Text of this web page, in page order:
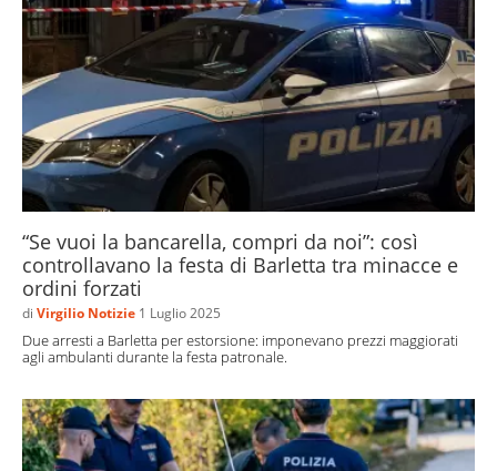
“Se vuoi la bancarella, compri da noi”: così
controllavano la festa di Barletta tra minacce e
ordini forzati
di Virgilio Notizie 1 Luglio 2025
Due arresti a Barletta per estorsione: imponevano prezzi maggiorati
agli ambulanti durante la festa patronale.